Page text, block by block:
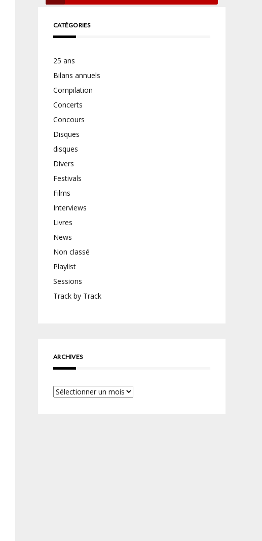
CATÉGORIES
25 ans
Bilans annuels
Compilation
Concerts
Concours
Disques
disques
Divers
Festivals
Films
Interviews
Livres
News
Non classé
Playlist
Sessions
Track by Track
ARCHIVES
Archives